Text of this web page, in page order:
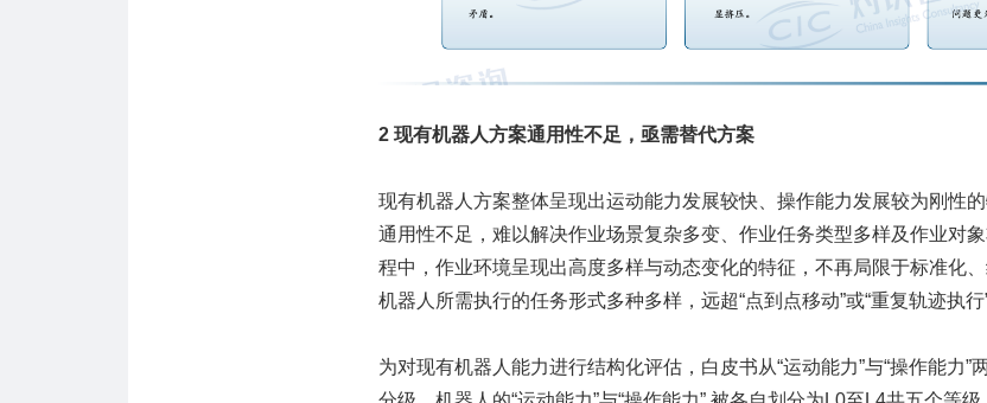
2 现有机器人方案通用性不足，亟需替代方案
现有机器人方案整体呈现出运动能力发展较快、操作能力发展较为刚性
通用性不足，难以解决作业场景复杂多变、作业任务类型多样及作业对
程中，作业环境呈现出高度多样与动态变化的特征，不再局限于标准化
机器人所需执行的任务形式多种多样，远超“点到点移动”或“重复轨迹执行
为对现有机器人能力进行结构化评估，白皮书从“运动能力”与“操作能力”